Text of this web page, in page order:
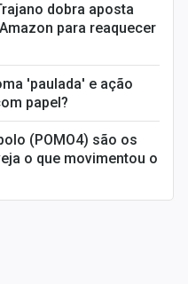
dobra aposta
para reaquecer
'paulada' e ação
papel?
(POMO4) são os
o que movimentou o